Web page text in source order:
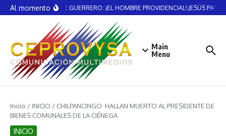
Saltar al contenido
Al momentoVICENTE GUERRERO: ¡EL HOMBRE PROVIDENCIAL!.JESÚS
Main
Menu
Inicio / INICIO / CHILPANCINGO: HALLAN MUERTO AL PRESIDENTE DE
BIENES COMUNALES DE LA CIÉNEGA
INICIO